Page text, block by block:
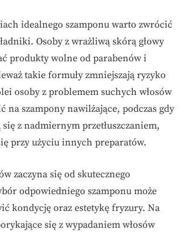
idealnego szamponu warto zwrócić
Osoby z wrażliwą skórą głowy
produkty wolne od parabenów i
takie formuły zmniejszają ryzyko
osoby z problemem suchych włosów
na szampony nawilżające, podczas gdy
z nadmiernym przetłuszczaniem,
przy użyciu innych preparatów.
zaczyna się od skutecznego
odpowiedniego szamponu może
kondycję oraz estetykę fryzury. Na
się z wypadaniem włosów